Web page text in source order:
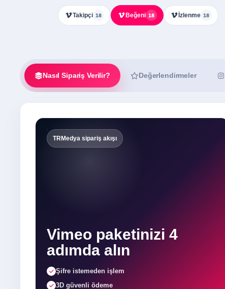
Takipçi 18 Beğeni 18 İzlenme 18
Nasıl Sipariş Verilir? Değerlendirmeler
TRMedya sipariş akışı
Vimeo paketinizi 4
adımda alın
Şifre istemeden işlem
3D güvenli ödeme